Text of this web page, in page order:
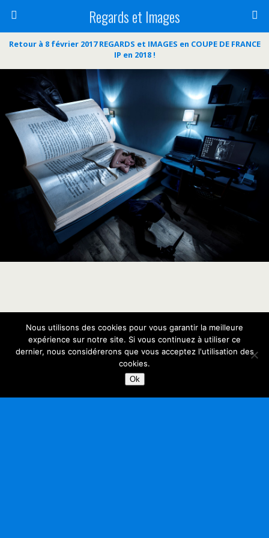
Regards et Images
Retour à 8 février 2017 REGARDS et IMAGES en COUPE DE FRANCE
IP en 2018 !
Retour au début
Nous utilisons des cookies pour vous garantir la meilleure
expérience sur notre site. Si vous continuez à utiliser ce
dernier, nous considérerons que vous acceptez l'utilisation des
cookies.
Ok